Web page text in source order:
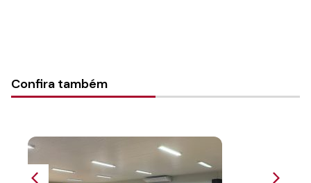
Confira também